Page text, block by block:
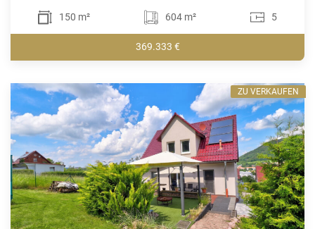
150 m² 604 m² 5
369.333 €
ZU VERKAUFEN